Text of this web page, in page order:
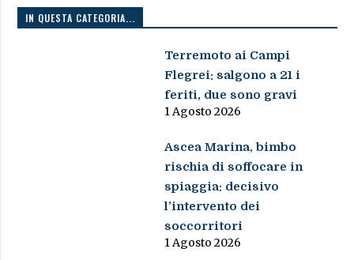
IN QUESTA CATEGORIA...
Terremoto ai Campi
Flegrei: salgono a 21 i
feriti, due sono gravi
1 Agosto 2026
Ascea Marina, bimbo
rischia di soffocare in
spiaggia: decisivo
l’intervento dei
soccorritori
1 Agosto 2026